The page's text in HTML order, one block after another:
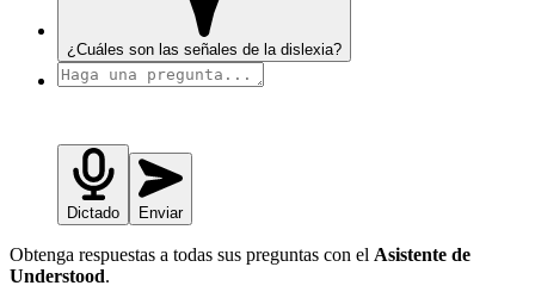
¿Cuáles son las señales de la dislexia?
Dictado Enviar
Obtenga respuestas a todas sus preguntas con el Asistente de
Understood.